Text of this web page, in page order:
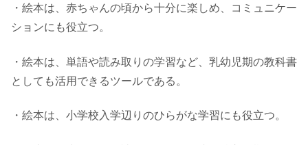
・絵本は、赤ちゃんの頃から十分に楽しめ、コミュニケー
ションにも役立つ。
・絵本は、単語や読み取りの学習など、乳幼児期の教科書
としても活用できるツールである。
・絵本は、小学校入学辺りのひらがな学習にも役立つ。